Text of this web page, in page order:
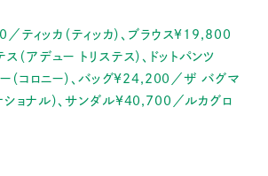
ティッカ（ティッカ）、ブラウス¥19,800
（アデュー トリステス）、ドットパンツ
コロニー）、バッグ¥24,200／ザ バグマ
ショナル）、サンダル¥40,700／ルカグロ